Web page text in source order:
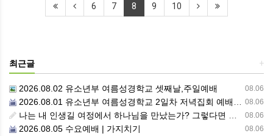
6 7 8 9 10
+
최근글
08.06
2026.08.02 유소년부 여름성경학교 셋째날,주일예배
08.06
2026.08.01 유소년부 여름성경학교 2일차 저녁집회 예배 실황
08.06
나는 내 인생길 여정에서 하나님을 만났는가? 그렇다면 나의 삶은 어떠한가? 자신을 돌아 봅니다.
08.06
2026.08.05 수요예배 | 가지치기